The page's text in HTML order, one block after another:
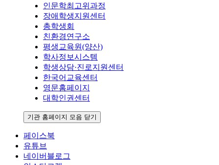
인문학최고위과정
장애학생지원센터
총학생회
친환경연구소
평생교육원(양산)
학사정보시스템
학생상담·진로지원센터
한국어교육센터
영문홈페이지
대학인권센터
기관 홈페이지 모음 닫기
페이스북
유튜브
네이버블로그